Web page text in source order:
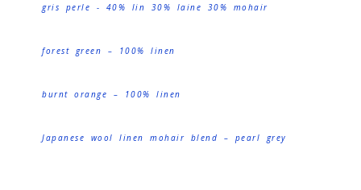
gris perle - 40% lin 30% laine 30% mohair
forest green – 100% linen
burnt orange – 100% linen
Japanese wool linen mohair blend – pearl grey